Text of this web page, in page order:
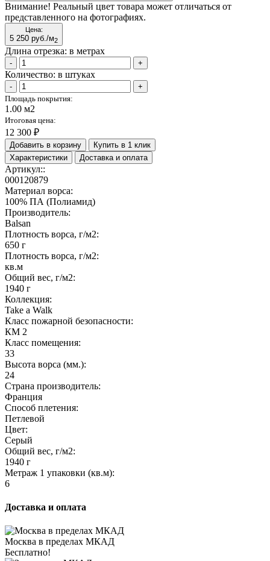
Внимание! Реальный цвет товара может отличаться от
представленного на фотографиях.
Цена:
5 250 руб./м2
Длина отрезка: в метрах
- +
Количество: в штуках
-
+
Площадь покрытия:
1.00 м2
Итоговая цена:
12 300 ₽
Добавить в корзину
Купить в 1 клик
Характеристики
Доставка и оплата
Артикул::
000120879
Материал ворса:
100% ПА (Полиамид)
Производитель:
Balsan
Плотность ворса, г/м2:
650 г
Плотность ворса, г/м2:
кв.м
Общий вес, г/м2:
1940 г
Коллекция:
Take a Walk
Класс пожарной безопасности:
КМ 2
Класс помещения:
33
Высота ворса (мм.):
24
Страна производитель:
Франция
Способ плетения:
Петлевой
Цвет:
Серый
Общий вес, г/м2:
1940 г
Метраж 1 упаковки (кв.м):
6
Доставка и оплата
Москва в пределах МКАД
Бесплатно!